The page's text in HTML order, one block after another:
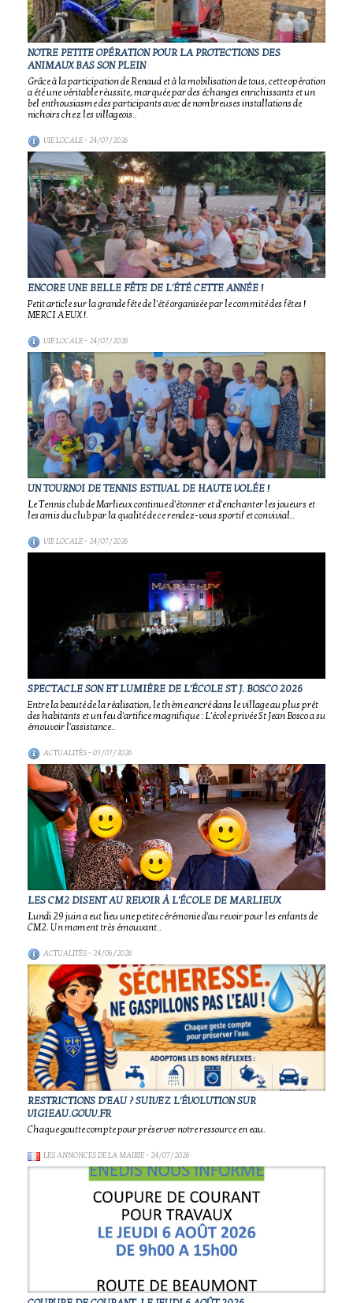
NOTRE PETITE OPÉRATION POUR LA PROTECTIONS DES
ANIMAUX BAS SON PLEIN
Grâce à la participation de Renaud et à la mobilisation de tous, cette opération
a été une véritable réussite, marquée par des échanges enrichissants et un
bel enthousiasme des participants avec de nombreuses installations de
nichoirs chez les villageois..
VIE LOCALE- 24/07/2026
ENCORE UNE BELLE FÊTE DE L'ÉTÉ CETTE ANNÉE !
Petit article sur la grande fête de l'été organisée par le commité des fêtes !
MERCI A EUX !.
VIE LOCALE- 24/07/2026
UN TOURNOI DE TENNIS ESTIVAL DE HAUTE VOLÉE !
Le Tennis club de Marlieux continue d'étonner et d'enchanter les joueurs et
les amis du club par la qualité de ce rendez-vous sportif et convivial..
VIE LOCALE- 24/07/2026
SPECTACLE SON ET LUMIÈRE DE L'ÉCOLE ST J. BOSCO 2026
Entre la beauté de la réalisation, le thème ancré dans le village au plus prêt
des habitants et un feu d'artifice magnifique : L'école privée St Jean Bosco a su
émouvoir l'assistance..
ACTUALITÉS- 03/07/2026
LES CM2 DISENT AU REVOIR À L'ÉCOLE DE MARLIEUX
Lundi 29 juin a eut lieu une petite cérémonie d'au revoir pour les enfants de
CM2. Un moment très émouvant..
ACTUALITÉS- 24/06/2026
RESTRICTIONS D'EAU ? SUIVEZ L'ÉVOLUTION SUR
VIGIEAU.GOUV.FR
Chaque goutte compte pour préserver notre ressource en eau.
LES ANNONCES DE LA MAIRIE- 24/07/2026